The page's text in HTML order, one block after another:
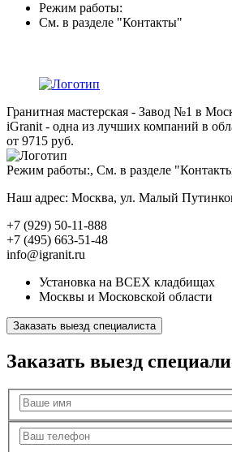
Режим работы:
См. в разделе "Контакты"
Гранитная мастерская - Завод №1 в
iGranit - одна из лучших компаний в
от 9715 руб.
Режим работы:, См. в разделе
Наш адрес: Москва, ул. Малый
+7 (929) 50-11-888
+7 (495) 663-51-48
info@igranit.ru
Установка на ВСЕХ кладбищах
Москвы и Московской области
Заказать выезд специалиста
Заказать выезд